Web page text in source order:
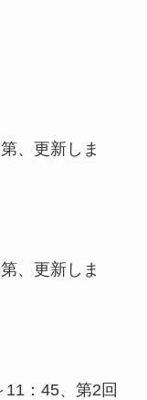
、更新しま
、更新しま
：45、第2回